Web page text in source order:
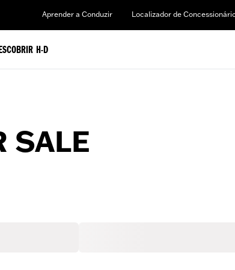
Aprender a Conduzir Localizador de
H-D
SALE